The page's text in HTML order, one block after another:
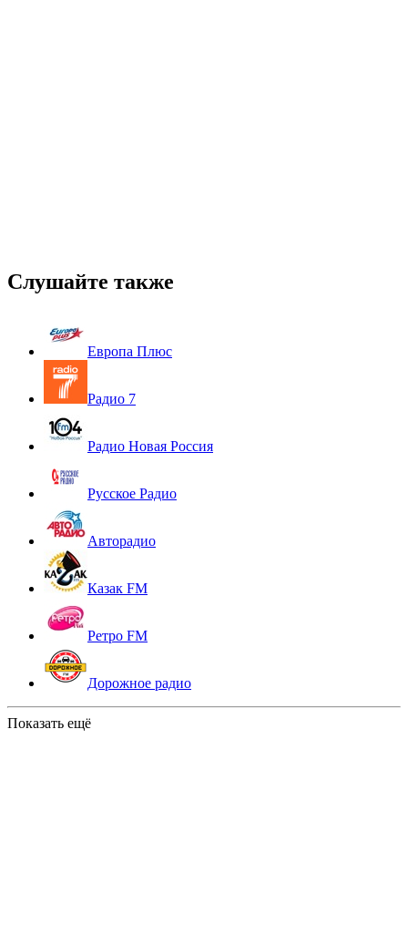
Слушайте также
Европа Плюс
Радио 7
Радио Новая Россия
Русское Радио
Авторадио
Казак FM
Ретро FM
Дорожное радио
Показать ещё